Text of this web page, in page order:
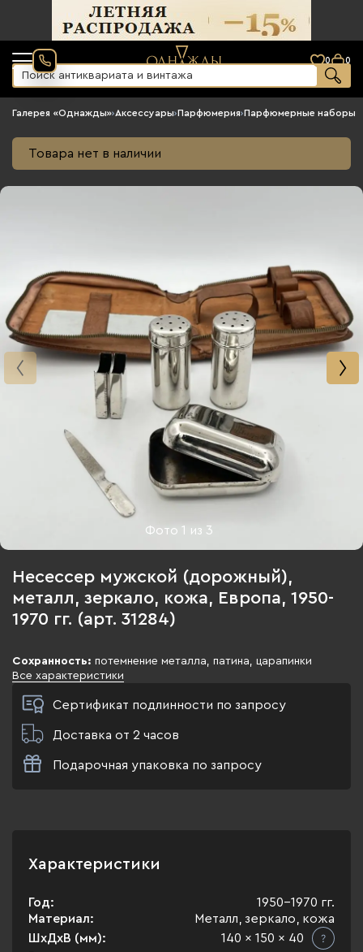
0 0
Галерея «Однажды»›Аксессуары›Парфюмерия›Парфюмерные наборы
Товара нет в наличии
Фото1 из 3
Несессер мужской (дорожный),
металл, зеркало, кожа, Европа, 1950-
1970 гг. (арт. 31284)
Сохранность: потемнение металла, патина, царапинки
Все характеристики
Сертификат подлинности по запросу
Доставка от 2 часов
Подарочная упаковка по запросу
Характеристики
Год:
1950-1970 гг.
Материал:
Металл, зеркало, кожа
ШхДхВ (мм):
140 x 150 x 40